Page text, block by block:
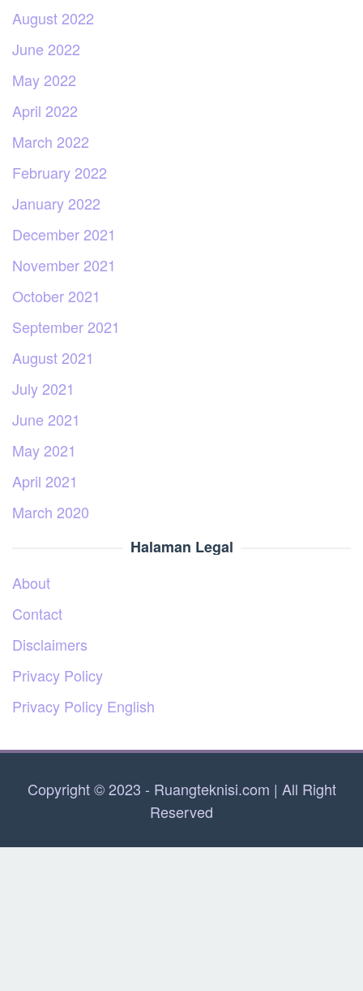
August 2022
June 2022
May 2022
April 2022
March 2022
February 2022
January 2022
December 2021
November 2021
October 2021
September 2021
August 2021
July 2021
June 2021
May 2021
April 2021
March 2020
Halaman Legal
About
Contact
Disclaimers
Privacy Policy
Privacy Policy English
Copyright © 2023 - Ruangteknisi.com | All Right
Reserved